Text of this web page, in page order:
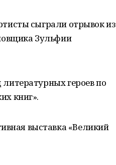
сыграли отрывок из
Зульфии
героев по
книг».
выставка «Великий